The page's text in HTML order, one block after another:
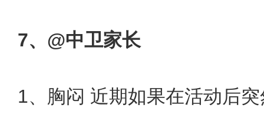
7、@中卫家长
1、胸闷 近期如果在活动后